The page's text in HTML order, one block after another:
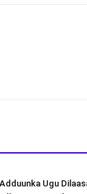
Ugu